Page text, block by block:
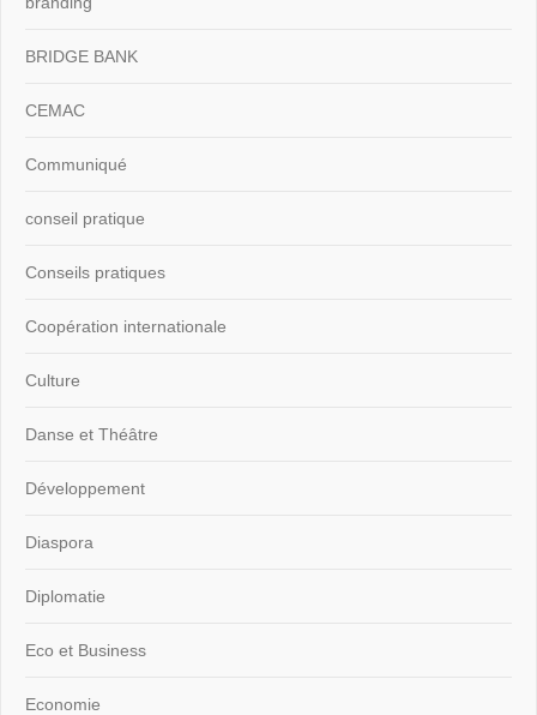
BRIDGE BANK
CEMAC
Communiqué
conseil pratique
Conseils pratiques
Coopération internationale
Culture
Danse et Théâtre
Développement
Diaspora
Diplomatie
Eco et Business
Economie